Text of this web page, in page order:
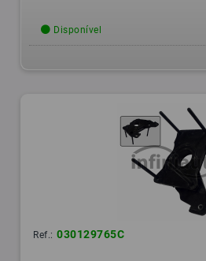
Disponível
Ref.: 030129765C